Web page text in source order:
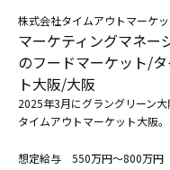
株式会社タイムアウトマーケ
マーケティングマネー
のフードマーケット/
ト大阪/大阪
2025年3月にグラングリーン大
タイムアウトマーケット大阪
想定給与 550万円〜800万円